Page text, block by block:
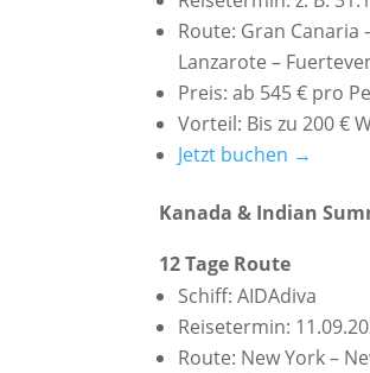
Route: Gran Canaria
Lanzarote –
Preis: ab 545 € pro
Vorteil: Bis zu 200 €
Jetzt buchen →
Kanada & Indian
12 Tage Route
Schiff: AIDAdiva
Reisetermin:
Route: New York –